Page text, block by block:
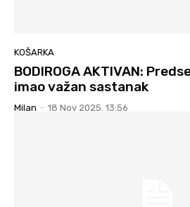
KOŠARKA
BODIROGA AKTIVAN:
imao važan sastanak
Milan - 18 Nov 2025. 13:56